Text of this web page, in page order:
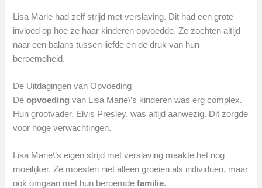
Lisa Marie had zelf strijd met verslaving. Dit had een grote
invloed op hoe ze haar kinderen opvoedde. Ze zochten altijd
naar een balans tussen liefde en de druk van hun
beroemdheid.
De Uitdagingen van Opvoeding
Deopvoeding van Lisa Marie\’s kinderen was erg complex.
Hun grootvader, Elvis Presley, was altijd aanwezig. Dit zorgde
voor hoge verwachtingen.
Lisa Marie\’s eigen strijd met verslaving maakte het nog
moeilijker. Ze moesten niet alleen groeien als individuen, maar
ook omgaan met hun beroemdefamilie.